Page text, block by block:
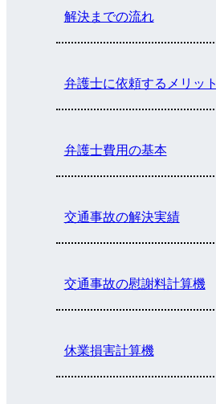
解決までの流れ
弁護士に依頼するメリット
弁護士費用の基本
交通事故の解決実績
交通事故の慰謝料計算機
休業損害計算機